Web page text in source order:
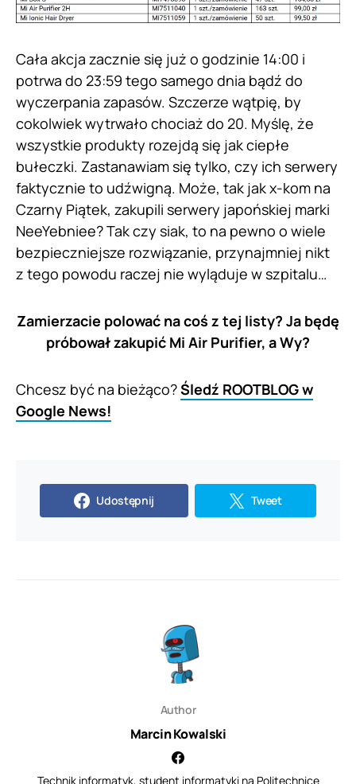
Cała akcja zacznie się już o godzinie 14:00 i
potrwa do 23:59 tego samego dnia bądź do
wyczerpania zapasów. Szczerze wątpię, by
cokolwiek wytrwało chociaż do 20. Myślę, że
wszystkie produkty rozejdą się jak ciepłe
bułeczki. Zastanawiam się tylko, czy ich serwery
faktycznie to udźwigną. Może, tak jak x-kom na
Czarny Piątek, zakupili serwery japońskiej marki
NeeYebniee? Tak czy siak, to na pewno o wiele
bezpieczniejsze rozwiązanie, przynajmniej nikt
z tego powodu raczej nie wyląduje w szpitalu…
Zamierzacie polować na coś z tej listy? Ja będę
próbował zakupić Mi Air Purifier, a Wy?
Chcesz być na bieżąco?Śledź ROOTBLOG w
Google News!
Udostępnij Tweet
Author
Marcin Kowalski
Technik informatyk, student informatyki na Politechnice